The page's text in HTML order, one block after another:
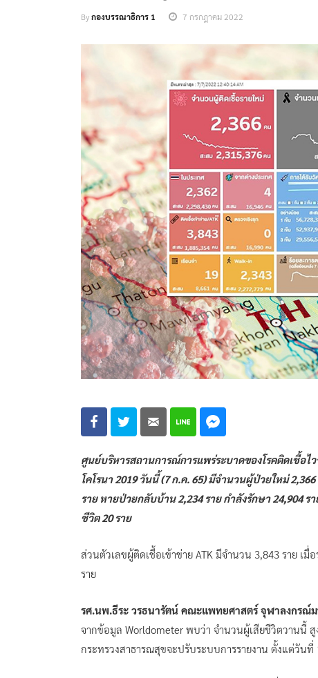
Byกองบรรณาธิการ 1 7 กรกฎาคม 2022
ศูนย์บริหารสถานการณ์การแพร่ระบาดของโรคติดเชื้อไ
โคโรนา 2019 วันนี้ (7 ก.ค. 65) มีจำนวนผู้ป่วยใหม่
ราย หายป่วยกลับบ้าน 2,234 ราย กำลังรักษา 24,904
ชีวิต 20 ราย
ส่วนตัวเลขผู้ติดเชื้อเข้าข่าย ATK มีจำนวน 3,843 ราย เ
ราย
รศ.นพ.ธีระ วรธนารัตน์ คณะแพทยศาสตร์ จุฬาลงกรณ์
จากข้อมูล Worldometer พบว่า จำนวนผู้เสียชีวิตวานนี้
กระทรวงสาธารณสุขจะปรับระบบการรายงาน ตั้งแต่วัน